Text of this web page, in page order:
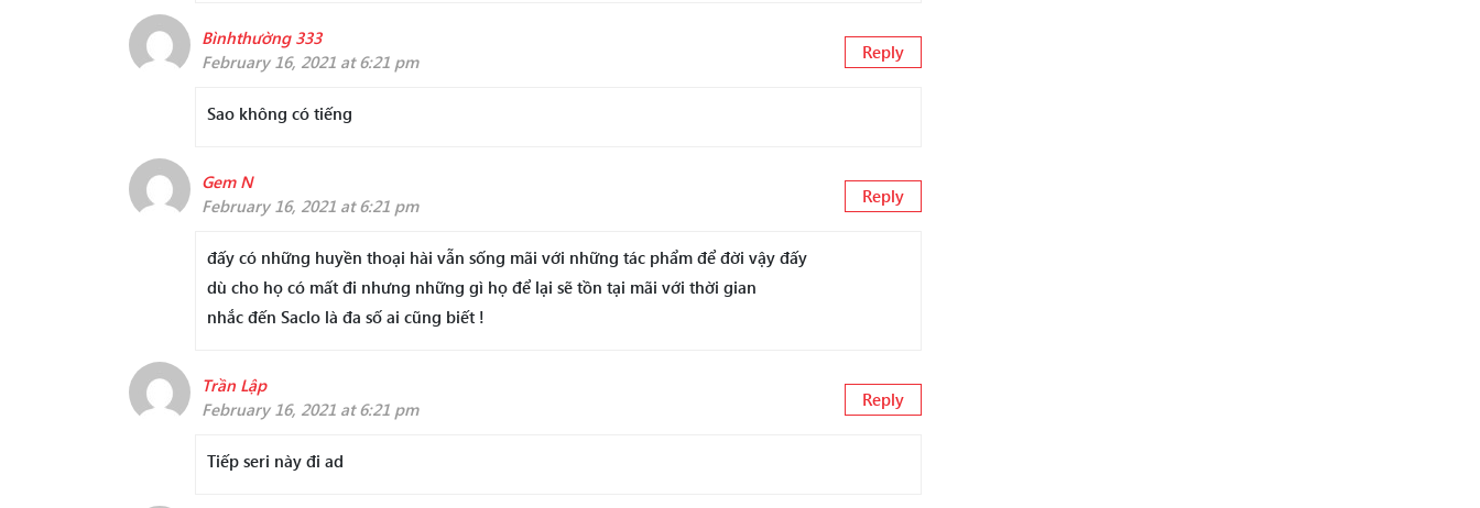
Bìnhthường 333
February 16, 2021 at 6:21 pm
Reply
Sao không có tiếng
Gem N
February 16, 2021 at 6:21 pm
Reply
đấy có những huyền thoại hài vẫn sống mãi với những tác phẩm để đời vậy đấy
dù cho họ có mất đi nhưng những gì họ để lại sẽ tồn tại mãi với thời gian
nhắc đến Saclo là đa số ai cũng biết !
Trần Lập
February 16, 2021 at 6:21 pm
Reply
Tiếp seri này đi ad